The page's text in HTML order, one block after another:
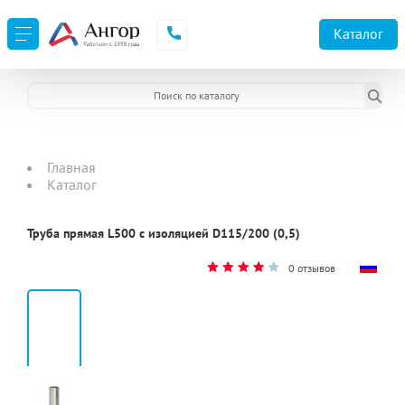
Каталог
Главная
Каталог
Труба прямая L500 с изоляцией D115/200 (0,5)
0 отзывов